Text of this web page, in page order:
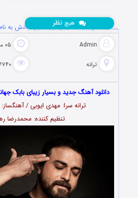
دانلود آهنگ جدید بابک جهانبخش به
Admin ۰۵ مرداد ۱۳۹۹
ترانه ۳۴۷۴۰
هیچ نظر
دانلود آهنگ جدید و بسیار زیبای بابک
ترانه سرا: مهدی ایوبی / آهنگساز:
تنظیم کننده: محمدرضا